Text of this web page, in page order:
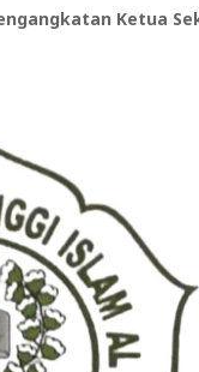
Ketua